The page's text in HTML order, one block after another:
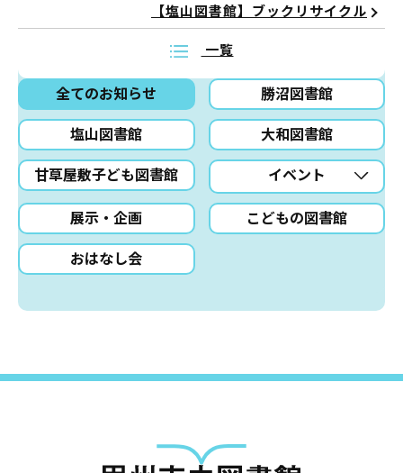
全てのお知らせ
勝沼図書館
塩山図書館
大和図書館
甘草屋敷子ども図書館
イベント
展示・企画
こどもの図書館
おはなし会
【塩山図書館】ブックリサイクル
一覧